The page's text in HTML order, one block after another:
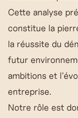
Cette analyse
constitue la
la réussite du
futur
ambitions et
entreprise.
Notre rôle est